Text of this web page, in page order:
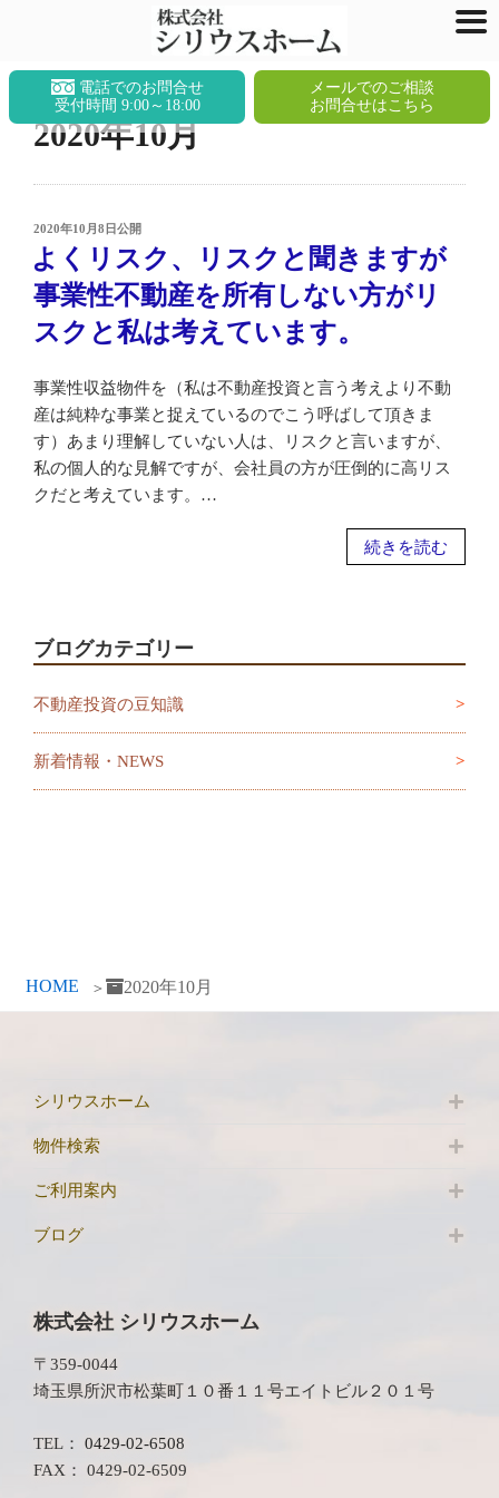
コ
テ
電話でのお問合せ
受付時間 9:00～18:00
メールでのご相談
お問合せはこちら
HOME 2020年10月
2020年10月
投
稿
日:
2020年10月8日公開
よくリスク、リスクと聞きますが
事業性不動産を所有しない方がリ
スクと私は考えています。
事業性収益物件を（私は不動産投資と言う考えより不動
産は純粋な事業と捉えているのでこう呼ばして頂きま
す）あまり理解していない人は、リスクと言いますが、
私の個人的な見解ですが、会社員の方が圧倒的に高リス
クだと考えています。…
続きを読む
ブログカテゴリー
不動産投資の豆知識
新着情報・NEWS
シリウスホーム
物件検索
ご利用案内
ブログ
株式会社 シリウスホーム
〒359-0044
埼玉県所沢市松葉町１０番１１号エイトビル２０１号
TEL： 0429-02-6508
FAX： 0429-02-6509